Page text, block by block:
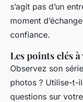
s’agit pas d’un
moment
confiance.
Les points clés
Observez son
photos ? Utilise-t-
questions sur